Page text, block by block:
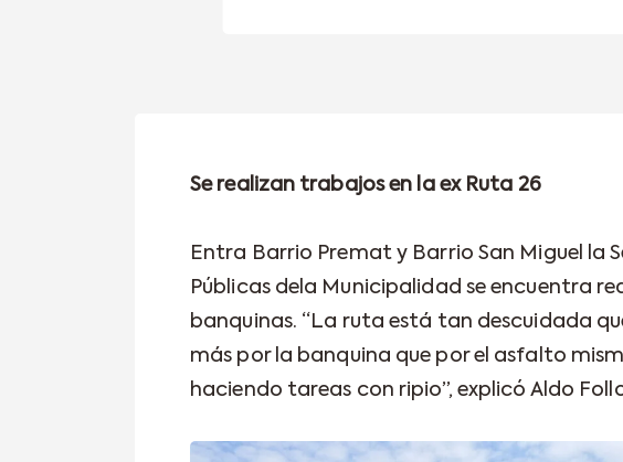
Se realizan trabajos en la ex Ruta 26
Entra Barrio Premat y Barrio San Miguel la
Públicas dela Municipalidad se encuentra
banquinas. “La ruta está tan descuidada
más por la banquina que por el asfalto
haciendo tareas con ripio”, explicó Aldo